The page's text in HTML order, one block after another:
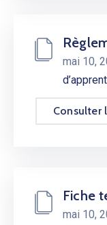
mai 10,
Consulter
Fiche
mai 10,